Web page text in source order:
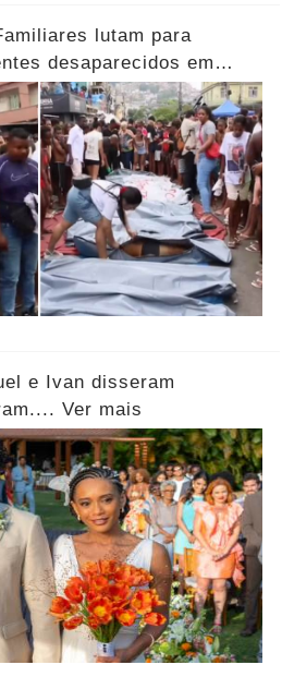
lutam para
desaparecidos em
Ver mais!
e Ivan disseram
Ver mais